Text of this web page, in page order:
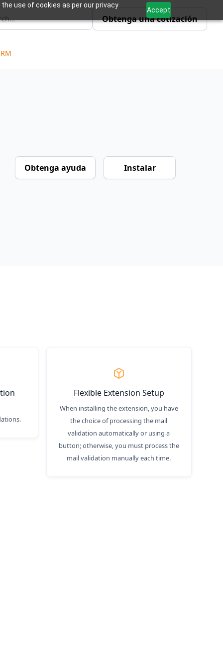
use of cookies as per our privacy
Accept
Obtenga una cotización
Obtenga ayuda Instalar
Flexible Extension Setup
When installing the extension, you have
the choice of processing the mail
validation automatically or using a
button; otherwise, you must process the
mail validation manually each time.